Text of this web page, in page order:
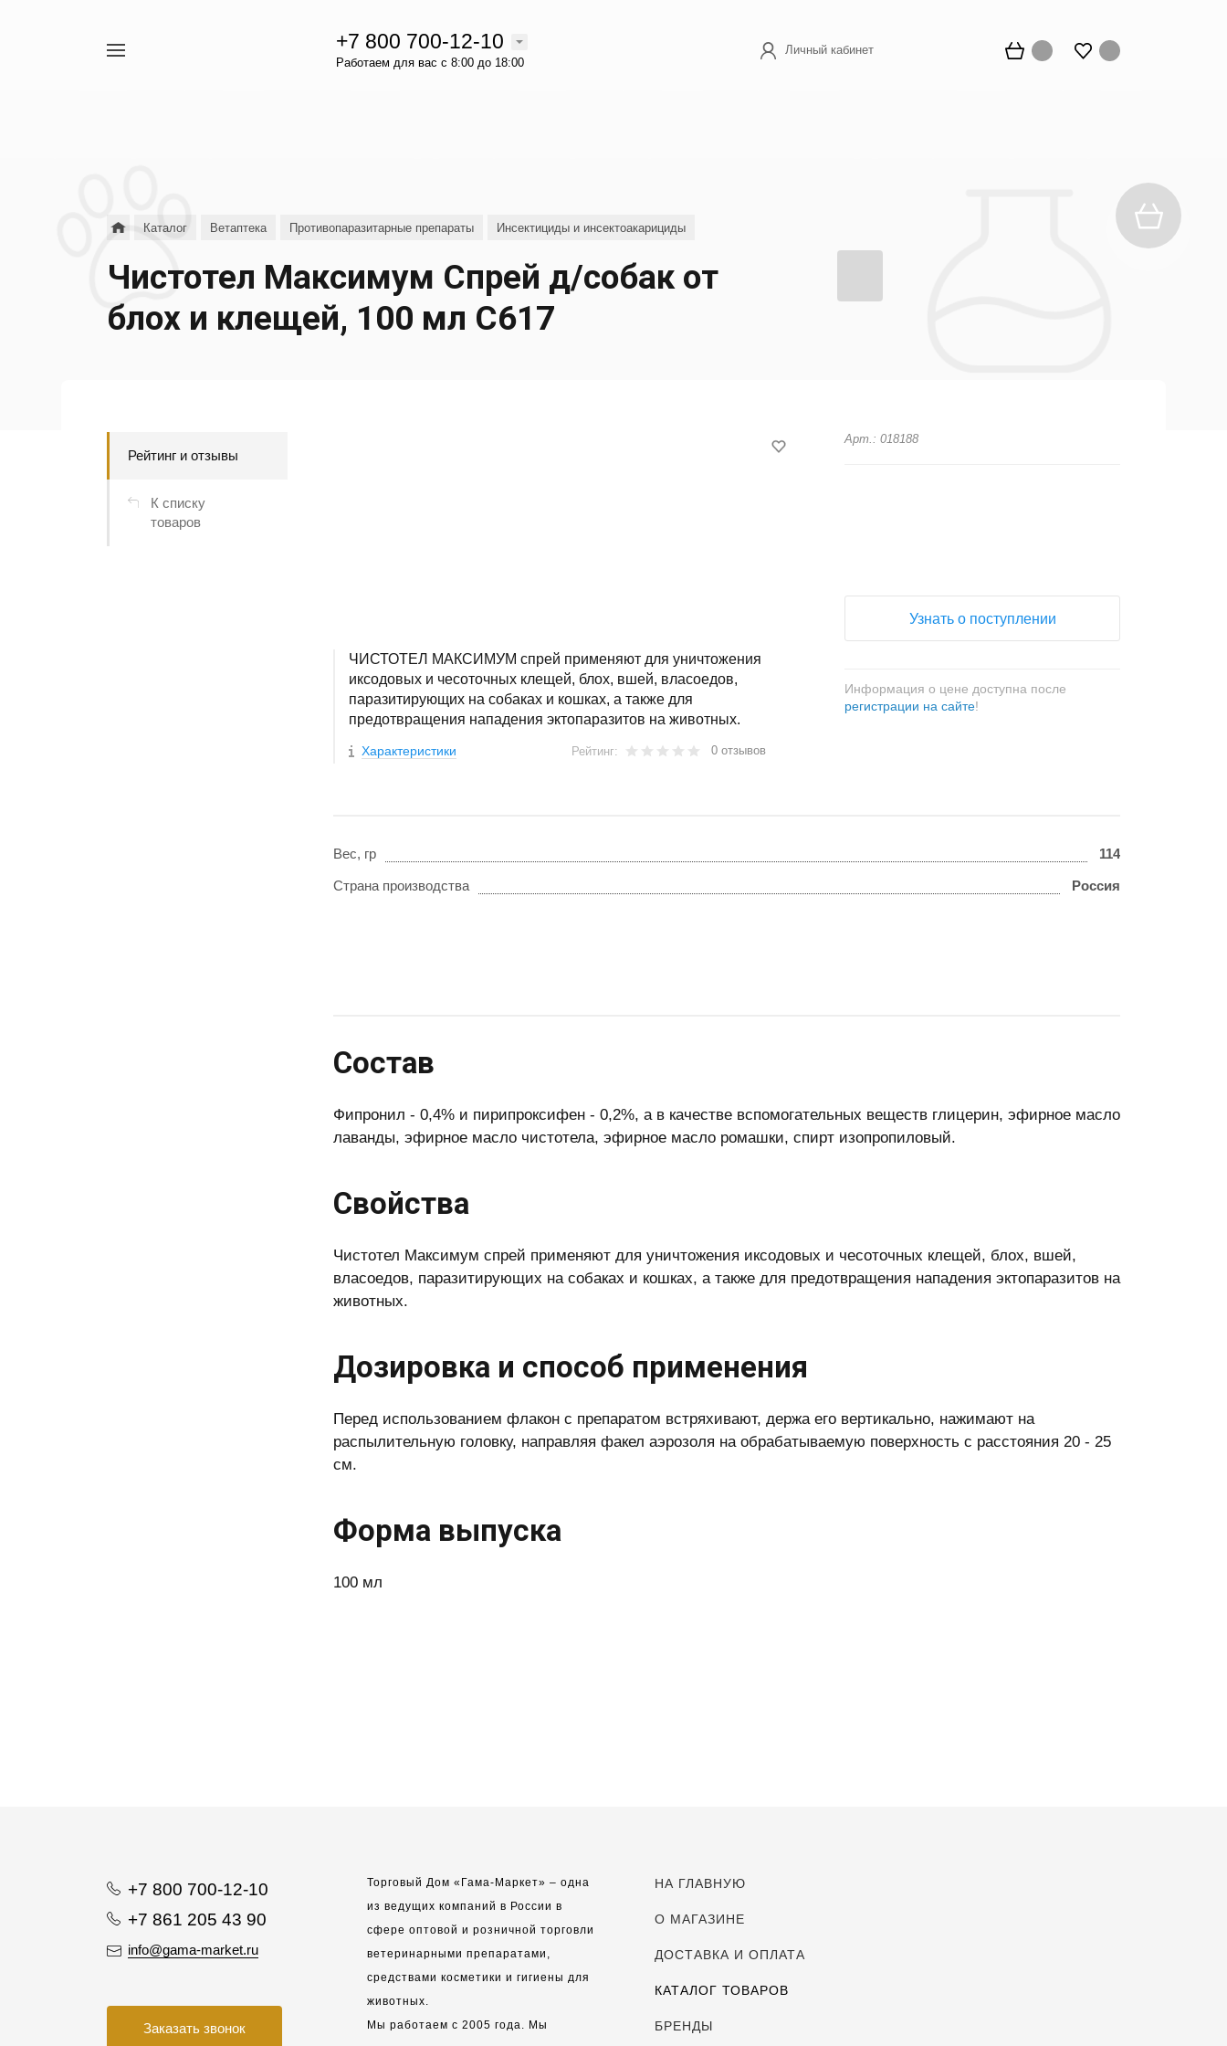
+7 800 700-12-10
Работаем для вас с 8:00 до 18:00
Личный кабинет
Каталог Ветаптека Противопаразитарные препараты Инсектициды и инсектоакарициды
Чистотел Максимум Спрей д/собак от
блох и клещей, 100 мл С617
Рейтинг и отзывы
К списку
товаров
ЧИСТОТЕЛ МАКСИМУМ спрей применяют для уничтожения
иксодовых и чесоточных клещей, блох, вшей, власоедов,
паразитирующих на собаках и кошках, а также для
предотвращения нападения эктопаразитов на животных.
Характеристики Рейтинг: 0 отзывов
Арт.: 018188
Узнать о поступлении
Информация о цене доступна после
регистрации на сайте!
Вес, гр 114
Страна производства Россия
Состав
Фипронил - 0,4% и пирипроксифен - 0,2%, а в качестве вспомогательных веществ глицерин, эфирное масло
лаванды, эфирное масло чистотела, эфирное масло ромашки, спирт изопропиловый.
Свойства
Чистотел Максимум спрей применяют для уничтожения иксодовых и чесоточных клещей, блох, вшей,
власоедов, паразитирующих на собаках и кошках, а также для предотвращения нападения эктопаразитов на
животных.
Дозировка и способ применения
Перед использованием флакон с препаратом встряхивают, держа его вертикально, нажимают на
распылительную головку, направляя факел аэрозоля на обрабатываемую поверхность с расстояния 20 - 25
см.
Форма выпуска
100 мл
+7 800 700-12-10
+7 861 205 43 90
info@gama-market.ru
Заказать звонок
Торговый Дом «Гама-Маркет» – одна
из ведущих компаний в России в
сфере оптовой и розничной торговли
ветеринарными препаратами,
средствами косметики и гигиены для
животных.
Мы работаем с 2005 года. Мы
НА ГЛАВНУЮ
О МАГАЗИНЕ
ДОСТАВКА И ОПЛАТА
КАТАЛОГ ТОВАРОВ
БРЕНДЫ